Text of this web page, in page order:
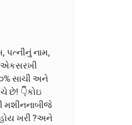
પત્નીનું નામ,
એકસરખી
સાચી અને
છે! 👇કોઇ
મશીનનાબીજે
ખરી ?અને